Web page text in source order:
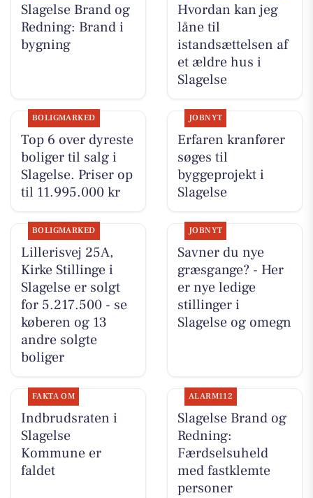
Slagelse Brand og
Redning: Brand i
bygning
Hvordan kan jeg
låne til
istandsættelsen af
et ældre hus i
Slagelse
BOLIGMARKED
Top 6 over dyreste
boliger til salg i
Slagelse. Priser op
til 11.995.000 kr
JOBNYT
Erfaren kranfører
søges til
byggeprojekt i
Slagelse
BOLIGMARKED
Lillerisvej 25A,
Kirke Stillinge i
Slagelse er solgt
for 5.217.500 - se
køberen og 13
andre solgte
boliger
JOBNYT
Savner du nye
græsgange? - Her
er nye ledige
stillinger i
Slagelse og omegn
FAKTA OM
Indbrudsraten i
Slagelse
Kommune er
faldet
ALARM112
Slagelse Brand og
Redning:
Færdselsuheld
med fastklemte
personer